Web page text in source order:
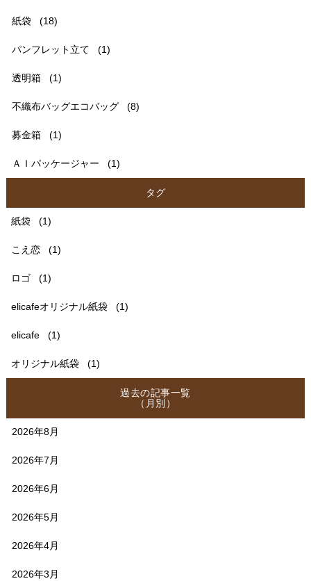
紙袋 (18)
パンフレット立て (1)
透明箱 (1)
不織布バッグエコバッグ (8)
募金箱 (1)
ＡＩパッケージャー (1)
タグ
紙袋 (1)
こえ恋 (1)
ロゴ (1)
elicafeオリジナル紙袋 (1)
elicafe (1)
オリジナル紙袋 (1)
過去の記事一覧
（月別）
2026年8月
2026年7月
2026年6月
2026年5月
2026年4月
2026年3月